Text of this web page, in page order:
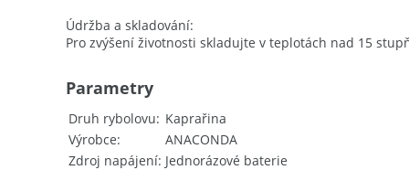
Údržba a skladování:
Pro zvýšení životnosti skladujte v teplotách nad 15
Druh rybolovu
Kaprařina
Výrobce
ANACONDA
Zdroj napájení Jednorázové baterie
Parametry